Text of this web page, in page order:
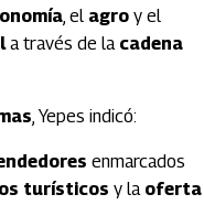
, el agro y el
a través de la cadena
, Yepes indicó:
enmarcados
turísticos y la oferta